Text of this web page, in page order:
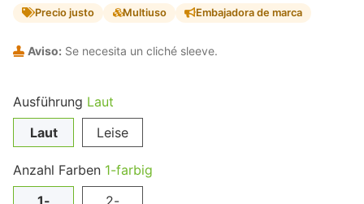
Precio justo Multiuso Embajadora de marca
Aviso: Se necesita un cliché sleeve.
Ausführung Laut
Laut
Leise
Anzahl Farben 1-farbig
1-
2-